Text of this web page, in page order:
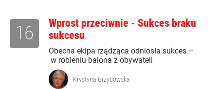
Wprost przeciwnie - Sukces braku
sukcesu
Obecna ekipa rządząca odniosła sukces –
w robieniu balona z obywateli
16
Krystyna Grzybowska